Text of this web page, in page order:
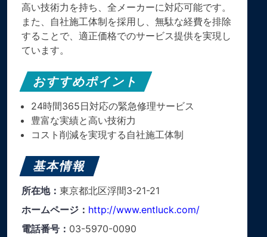
高い技術力を持ち、全メーカーに対応可能です。
また、自社施工体制を採用し、無駄な経費を排除
することで、適正価格でのサービス提供を実現し
ています。
おすすめポイント
24時間365日対応の緊急修理サービス
豊富な実績と高い技術力
コスト削減を実現する自社施工体制
基本情報
所在地： 東京都北区浮間3-21-21
ホームページ： http://www.entluck.com/
電話番号： 03-5970-0090